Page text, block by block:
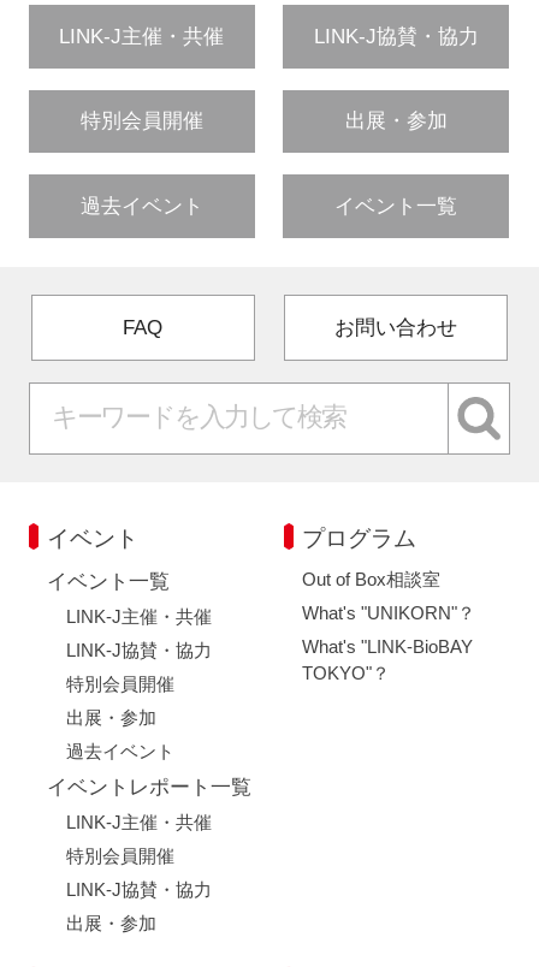
LINK-J主催・共催 LINK-J協賛・協力
特別会員開催 出展・参加
過去イベント イベント一覧
FAQ お問い合わせ
イベント
イベント一覧
LINK-J主催・共催
LINK-J協賛・協力
特別会員開催
出展・参加
過去イベント
イベントレポート一覧
LINK-J主催・共催
特別会員開催
LINK-J協賛・協力
出展・参加
プログラム
Out of Box相談室
What's "UNIKORN"？
What's "LINK-BioBAY
TOKYO"？